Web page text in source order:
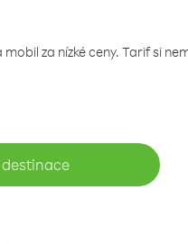
za nízké ceny. Tarif si